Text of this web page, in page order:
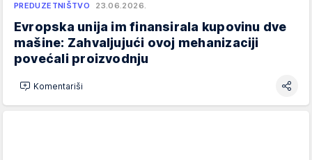
PREDUZETNIŠTVO 23.06.2026.
Evropska unija im finansirala kupovinu dve
mašine: Zahvaljujući ovoj mehanizaciji
povećali proizvodnju
Komentariši